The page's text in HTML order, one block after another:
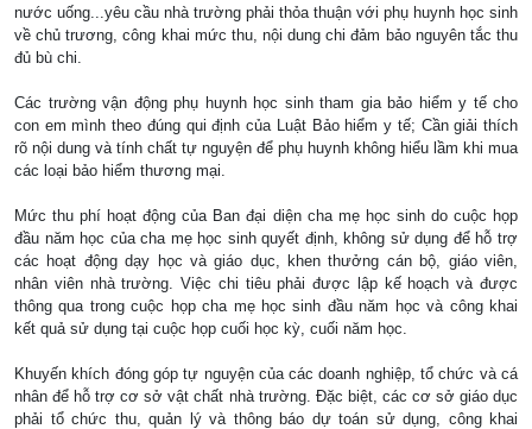
nước uống...yêu cầu nhà trường phải thỏa thuận với phụ huynh học sinh
về chủ trương, công khai mức thu, nội dung chi đảm bảo nguyên tắc thu
đủ bù chi.
Các trường vận động phụ huynh học sinh tham gia bảo hiểm y tế cho
con em mình theo đúng qui định của Luật Bảo hiểm y tế; Cần giải thích
rõ nội dung và tính chất tự nguyện để phụ huynh không hiểu lầm khi mua
các loại bảo hiểm thương mại.
Mức thu phí hoạt động của Ban đại diện cha mẹ học sinh do cuộc họp
đầu năm học của cha mẹ học sinh quyết định, không sử dụng để hỗ trợ
các hoạt động dạy học và giáo dục, khen thưởng cán bộ, giáo viên,
nhân viên nhà trường. Việc chi tiêu phải được lập kế hoạch và được
thông qua trong cuộc họp cha mẹ học sinh đầu năm học và công khai
kết quả sử dụng tại cuộc họp cuối học kỳ, cuối năm học.
Khuyến khích đóng góp tự nguyện của các doanh nghiệp, tổ chức và cá
nhân để hỗ trợ cơ sở vật chất nhà trường. Đặc biệt, các cơ sở giáo dục
phải tổ chức thu, quản lý và thông báo dự toán sử dụng, công khai